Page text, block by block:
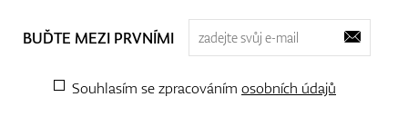
BUĎTE MEZI PRVNÍMI
Souhlasím se zpracováním osobních údajů